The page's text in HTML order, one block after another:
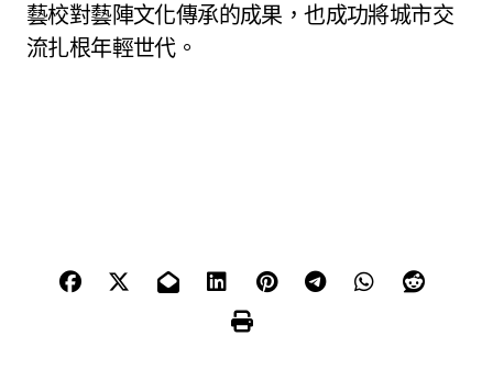
藝校對藝陣文化傳承的成果，也成功將城市交
流扎根年輕世代。